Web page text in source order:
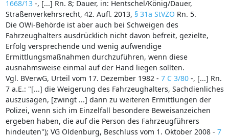
1668/13-, [...] Rn. 8; Dauer, in: Hentschel/König/Dauer,
Straßenverkehrsrecht, 42. Aufl. 2013, § 31a StVZO Rn. 5.
Die OWi-Behörde ist aber auch bei Schweigen des
Fahrzeughalters ausdrücklich nicht davon befreit, gezielte,
Erfolg versprechende und wenig aufwendige
Ermittlungsmaßnahmen durchzuführen, wenn diese
ausnahmsweise einmal auf der Hand liegen sollten.
Vgl. BVerwG, Urteil vom 17. Dezember 1982 - 7 C 3/80-, [...] Rn.
7 a.E.: "[...] die Weigerung des Fahrzeughalters, Sachdienliches
auszusagen, [zwingt ...] dann zu weiteren Ermittlungen der
Polizei, wenn sich im Einzelfall besondere Beweisanzeichen
ergeben haben, die auf die Person des Fahrzeugführers
hindeuten"); VG Oldenburg, Beschluss vom 1. Oktober 2008 - 7